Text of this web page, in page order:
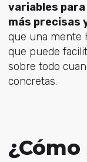
variables
más precisas
que una mente
que puede
sobre todo
concretas.